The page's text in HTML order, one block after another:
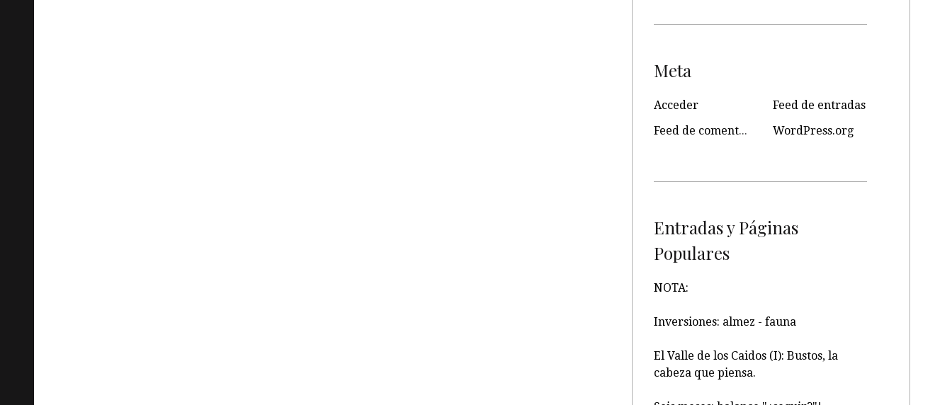
Meta
Acceder
Feed de entradas
Feed de comentarios
WordPress.org
Entradas y Páginas
Populares
NOTA:
Inversiones: almez - fauna
El Valle de los Caidos (I): Bustos, la
cabeza que piensa.